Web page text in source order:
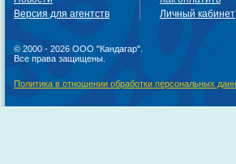
Версия для агентств
Личный кабинет
© 2000 - 2026 ООО "Кандагар".
Все права защищены.
Политика в отношении обработки персональных